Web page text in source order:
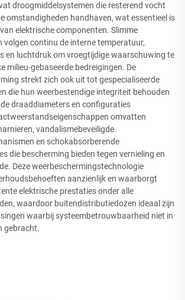
droogmiddelsystemen die resterend vocht
omstandigheden handhaven, wat essentieel is
elektrische componenten. Slimme
volgen continu de interne temperatuur,
en luchtdruk om vroegtijdige waarschuwing te
milieu-gebaseerde bedreigingen. De
strekt zich ook uit tot gespecialiseerde
die hun weerbestendige integriteit behouden
draaddiameters en configuraties
omvatten
vandalismebeveiligde
en schokabsorberende
die bescherming bieden tegen vernieling en
Deze weerbeschermingstechnologie
aanzienlijk en waarborgt
elektrische prestaties onder alle
waardoor buitendistributiedozen ideaal zijn
waarbij systeembetrouwbaarheid niet in
gebracht.